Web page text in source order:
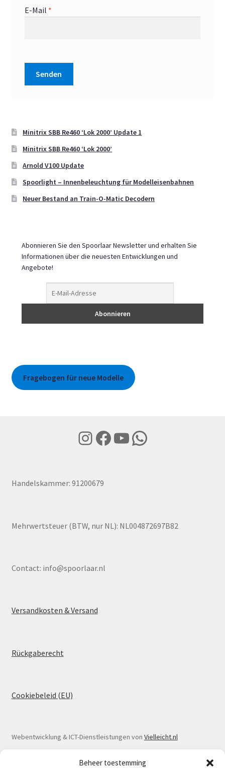
Beheer toestemming
E-Mail *
Minitrix SBB Re460 ‘Lok 2000’ Update 1
Minitrix SBB Re460 ‘Lok 2000’
Arnold V100 Update
Spoorlight – Innenbeleuchtung für Modelleisenbahnen
Neuer Bestand an Train-O-Matic Decodern
Abonnieren Sie den Spoorlaar Newsletter und erhalten Sie
Informationen über die neuesten Entwicklungen und
Angebote!
Fragebogen für neue Modelle
Instagram
Facebook
YouTube
WhatsApp
Handelskammer: 91200679
Mehrwertsteuer (BTW, nur NL): NL004872697B82
Contact: info@spoorlaar.nl
Versandkosten & Versand
Rückgaberecht
Cookiebeleid (EU)
Webentwicklung & ICT-Dienstleistungen von Vielleicht.nl